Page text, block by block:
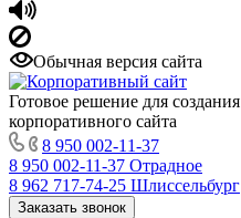
Обычная версия сайта
Готовое решение для создания
корпоративного сайта
8 950 002-11-37
8 950 002-11-37 Отрадное
8 962 717-74-25 Шлиссельбург
Заказать звонок